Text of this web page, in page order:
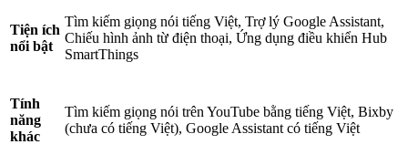
Tiện ích
nổi bật
Tìm kiếm giọng nói tiếng Việt, Trợ lý Google Assistant,
Chiếu hình ảnh từ điện thoại, Ứng dụng điều khiển Hub
SmartThings
Tính
năng
khác
Tìm kiếm giọng nói trên YouTube bằng tiếng Việt, Bixby
(chưa có tiếng Việt), Google Assistant có tiếng Việt